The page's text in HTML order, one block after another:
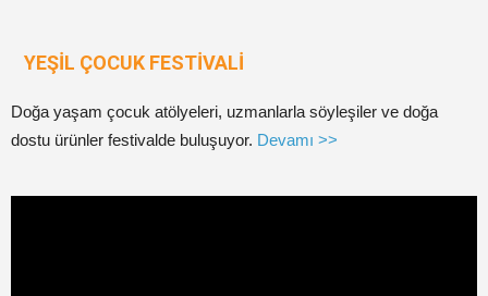
YEŞİL ÇOCUK FESTİVALİ
Doğa yaşam çocuk atölyeleri, uzmanlarla söyleşiler ve doğa
dostu ürünler festivalde buluşuyor. Devamı >>